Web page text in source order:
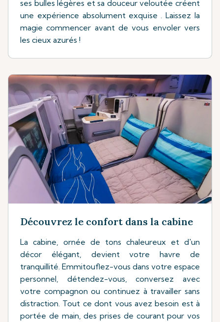
ses bulles légères et sa douceur veloutée créent
une expérience absolument exquise . Laissez la
magie commencer avant de vous envoler vers
les cieux azurés !
Découvrez le confort dans la cabine
La cabine, ornée de tons chaleureux et d'un
décor élégant, devient votre havre de
tranquillité. Emmitouflez-vous dans votre espace
personnel, détendez-vous, conversez avec
votre compagnon ou continuez à travailler sans
distraction. Tout ce dont vous avez besoin est à
portée de main, des prises de courant pour vos